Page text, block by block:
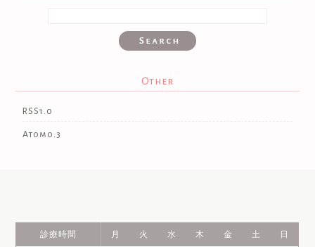
Other
RSS1.0
Atom0.3
診療時間 月 火 水 木 金 土 日